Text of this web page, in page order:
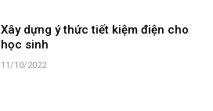
Xây dựng ý thức tiết kiệm điện cho
học sinh
11/10/2022